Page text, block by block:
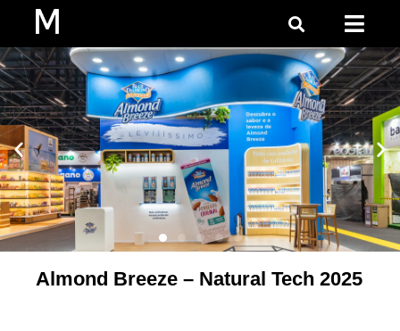
Almond Breeze – Natural Tech 2025